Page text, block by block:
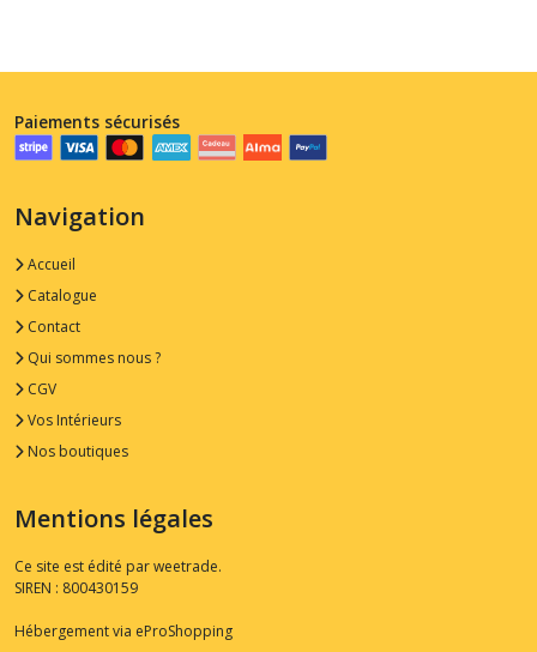
Paiements sécurisés
Navigation
Accueil
Catalogue
Contact
Qui sommes nous ?
CGV
Vos Intérieurs
Nos boutiques
Mentions légales
Ce site est édité par weetrade.
SIREN : 800430159
Hébergement via eProShopping